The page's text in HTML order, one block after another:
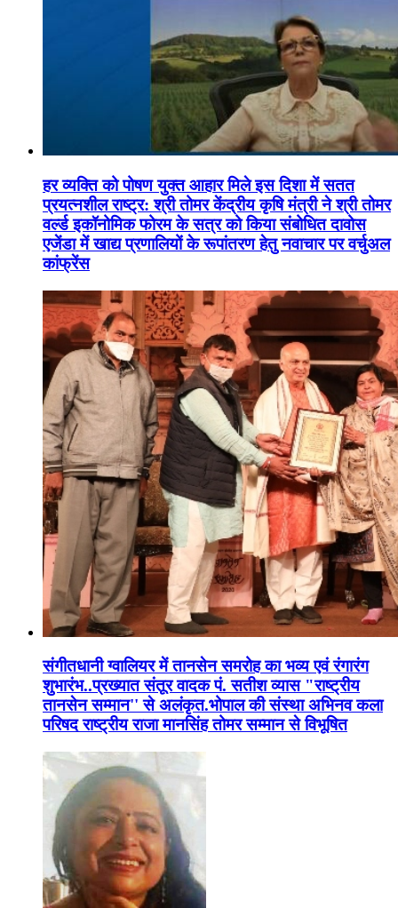
हर व्यक्ति को पोषण युक्त आहार मिले इस दिशा में सतत
प्रयत्नशील राष्ट्र: श्री तोमर केंद्रीय कृषि मंत्री ने श्री तोमर
वर्ल्ड इकॉनोमिक फोरम के सत्र को किया संबोधित दावोस
एजेंडा में खाद्य प्रणालियों के रूपांतरण हेतु नवाचार पर वर्चुअल
कांफ्रेंस
संगीतधानी ग्वालियर में तानसेन समरोह का भव्य एवं रंगारंग
शुभारंभ..प्रख्यात संतूर वादक पं. सतीश व्यास "राष्ट्रीय
तानसेन सम्मान'' से अलंकृत.भोपाल की संस्था अभिनव कला
परिषद राष्ट्रीय राजा मानसिंह तोमर सम्मान से विभूषित